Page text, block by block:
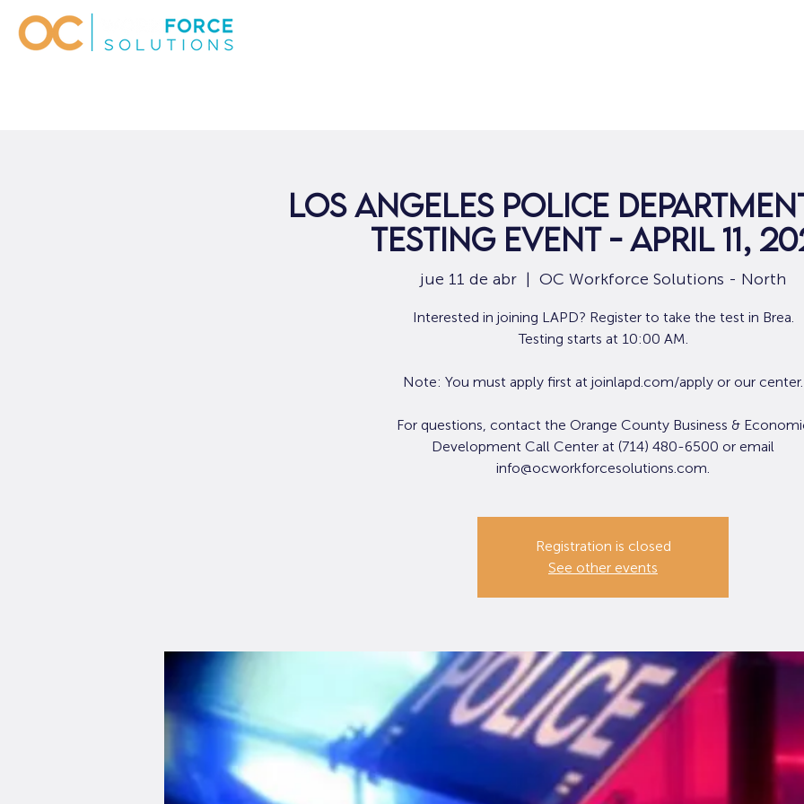
Los Angeles Police Department
Testing Event - April 11,
jue 11 de abr
  |
OC Workforce Solutions - North
Interested in joining LAPD? Register to take the test in Brea.
Testing starts at 10:00 AM.
Note: You must apply first at joinlapd.com/apply or our center.
For questions, contact the Orange County Business &
Development Call Center at (714) 480-6500 or email
info@ocworkforcesolutions.com.
Registration is closed
See other events